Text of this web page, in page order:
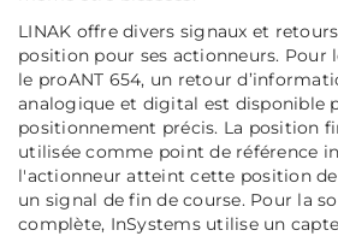
LINAK offre divers signaux et
position pour ses actionneurs. Pour
le proANT 654, un retour
analogique et digital est disponible
positionnement précis. La position
utilisée comme point de référence
l'actionneur atteint cette position
un signal de fin de course. Pour la
complète, InSystems utilise un